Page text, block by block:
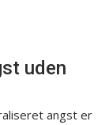
uden
angst er